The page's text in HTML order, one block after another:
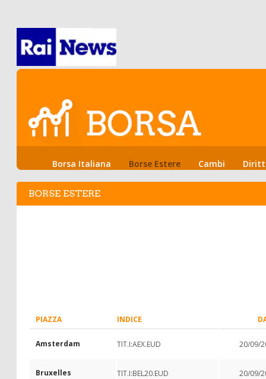
Borsa Italiana Borse Estere Cambi
Warrants
BORSE ESTERE
PIAZZA INDICE
Amsterdam TIT.I:AEX.EUD 20/09/
Bruxelles TIT.I:BEL20.EUD 20/09/